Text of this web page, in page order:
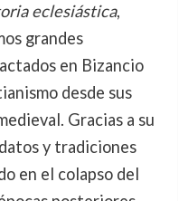
eclesiástica,
grandes
en Bizancio
desde sus
Gracias a su
y tradiciones
en el colapso del